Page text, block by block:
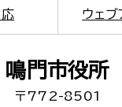
ウェブ
鳴門市役所
〒772-8501